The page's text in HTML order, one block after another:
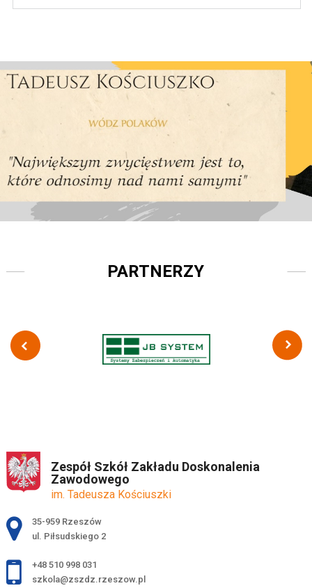
PARTNERZY
Zespół Szkół Zakładu Doskonalenia
Zawodowego
im. Tadeusza Kościuszki
Adres pocztowy:
35-959 Rzeszów
ul. Piłsudskiego 2
+48 510 998 031
szkola@zszdz.rzeszow.pl